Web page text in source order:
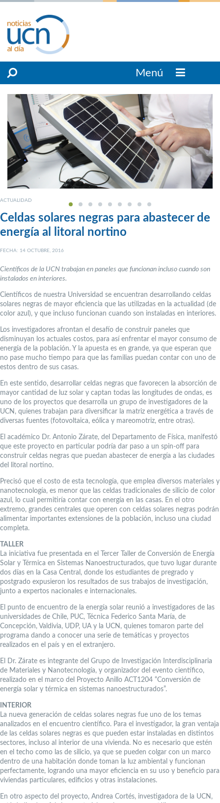
Menú
ACTUALIDAD
Celdas solares negras para abastecer de
energía al litoral nortino
FECHA: 14 OCTUBRE, 2016
Científicos de la UCN trabajan en paneles que funcionan incluso cuando son
instalados en interiores.
Científicos de nuestra Universidad se encuentran desarrollando celdas
solares negras de mayor eficiencia que las utilizadas en la actualidad (de
color azul), y que incluso funcionan cuando son instaladas en interiores.
Los investigadores afrontan el desafío de construir paneles que
disminuyan los actuales costos, para así enfrentar el mayor consumo de
energía de la población. Y la apuesta es en grande, ya que esperan que
no pase mucho tiempo para que las familias puedan contar con uno de
estos dentro de sus casas.
En este sentido, desarrollar celdas negras que favorecen la absorción de
mayor cantidad de luz solar y captan todas las longitudes de ondas, es
uno de los proyectos que desarrolla un grupo de investigadores de la
UCN, quienes trabajan para diversificar la matriz energética a través de
diversas fuentes (fotovoltaica, eólica y mareomotriz, entre otras).
El académico Dr. Antonio Zárate, del Departamento de Física, manifestó
que este proyecto en particular podría dar paso a un spin-off para
construir celdas negras que puedan abastecer de energía a las ciudades
del litoral nortino.
Precisó que el costo de esta tecnología, que emplea diversos materiales y
nanotecnología, es menor que las celdas tradicionales de silicio de color
azul, lo cual permitiría contar con energía en las casas. En el otro
extremo, grandes centrales que operen con celdas solares negras podrán
alimentar importantes extensiones de la población, incluso una ciudad
completa.
TALLER
La iniciativa fue presentada en el Tercer Taller de Conversión de Energía
Solar y Térmica en Sistemas Nanoestructurados, que tuvo lugar durante
dos días en la Casa Central, donde los estudiantes de pregrado y
postgrado expusieron los resultados de sus trabajos de investigación,
junto a expertos nacionales e internacionales.
El punto de encuentro de la energía solar reunió a investigadores de las
universidades de Chile, PUC, Técnica Federico Santa María, de
Concepción, Valdivia, UDP, UA y la UCN, quienes tomaron parte del
programa dando a conocer una serie de temáticas y proyectos
realizados en el país y en el extranjero.
El Dr. Zárate es integrante del Grupo de Investigación Interdisciplinaria
de Materiales y Nanotecnología, y organizador del evento científico,
realizado en el marco del Proyecto Anillo ACT1204 “Conversión de
energía solar y térmica en sistemas nanoestructurados”.
INTERIOR
La nueva generación de celdas solares negras fue uno de los temas
analizados en el encuentro científico. Para el investigador, la gran ventaja
de las celdas solares negras es que pueden estar instaladas en distintos
sectores, incluso al interior de una vivienda. No es necesario que estén
en el techo como las de silicio, ya que se pueden colgar con un marco
dentro de una habitación donde toman la luz ambiental y funcionan
perfectamente, logrando una mayor eficiencia en su uso y beneficio para
viviendas particulares, edificios y otras instalaciones.
En otro aspecto del proyecto, Andrea Cortés, investigadora de la UCN,